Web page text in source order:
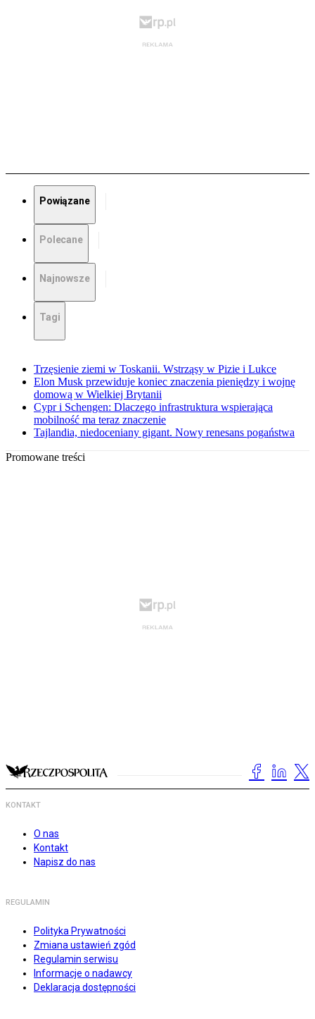
Powiązane
Polecane
Najnowsze
Tagi
Trzęsienie ziemi w Toskanii. Wstrząsy w Pizie i Lukce
Elon Musk przewiduje koniec znaczenia pieniędzy i wojnę
domową w Wielkiej Brytanii
Cypr i Schengen: Dlaczego infrastruktura wspierająca
mobilność ma teraz znaczenie
Tajlandia, niedoceniany gigant. Nowy renesans pogaństwa
Promowane treści
KONTAKT
O nas
Kontakt
Napisz do nas
REGULAMIN
Polityka Prywatności
Zmiana ustawień zgód
Regulamin serwisu
Informacje o nadawcy
Deklaracja dostępności